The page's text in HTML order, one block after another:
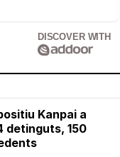
DISCOVER WITH
Kanpai a
detinguts, 150